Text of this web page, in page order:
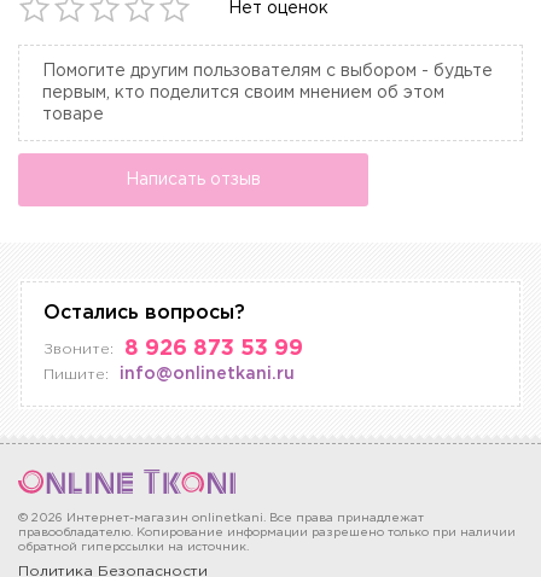
Нет оценок
Помогите другим пользователям с выбором - будьте
первым, кто поделится своим мнением об этом
товаре
Написать отзыв
Остались вопросы?
Звоните: 8 926 873 53 99
Пишите: info@onlinetkani.ru
© 2026 Интернет-магазин onlinetkani. Все права принадлежат
правообладателю. Копирование информации разрешено только при наличии
обратной гиперссылки на источник.
Политика Безопасности